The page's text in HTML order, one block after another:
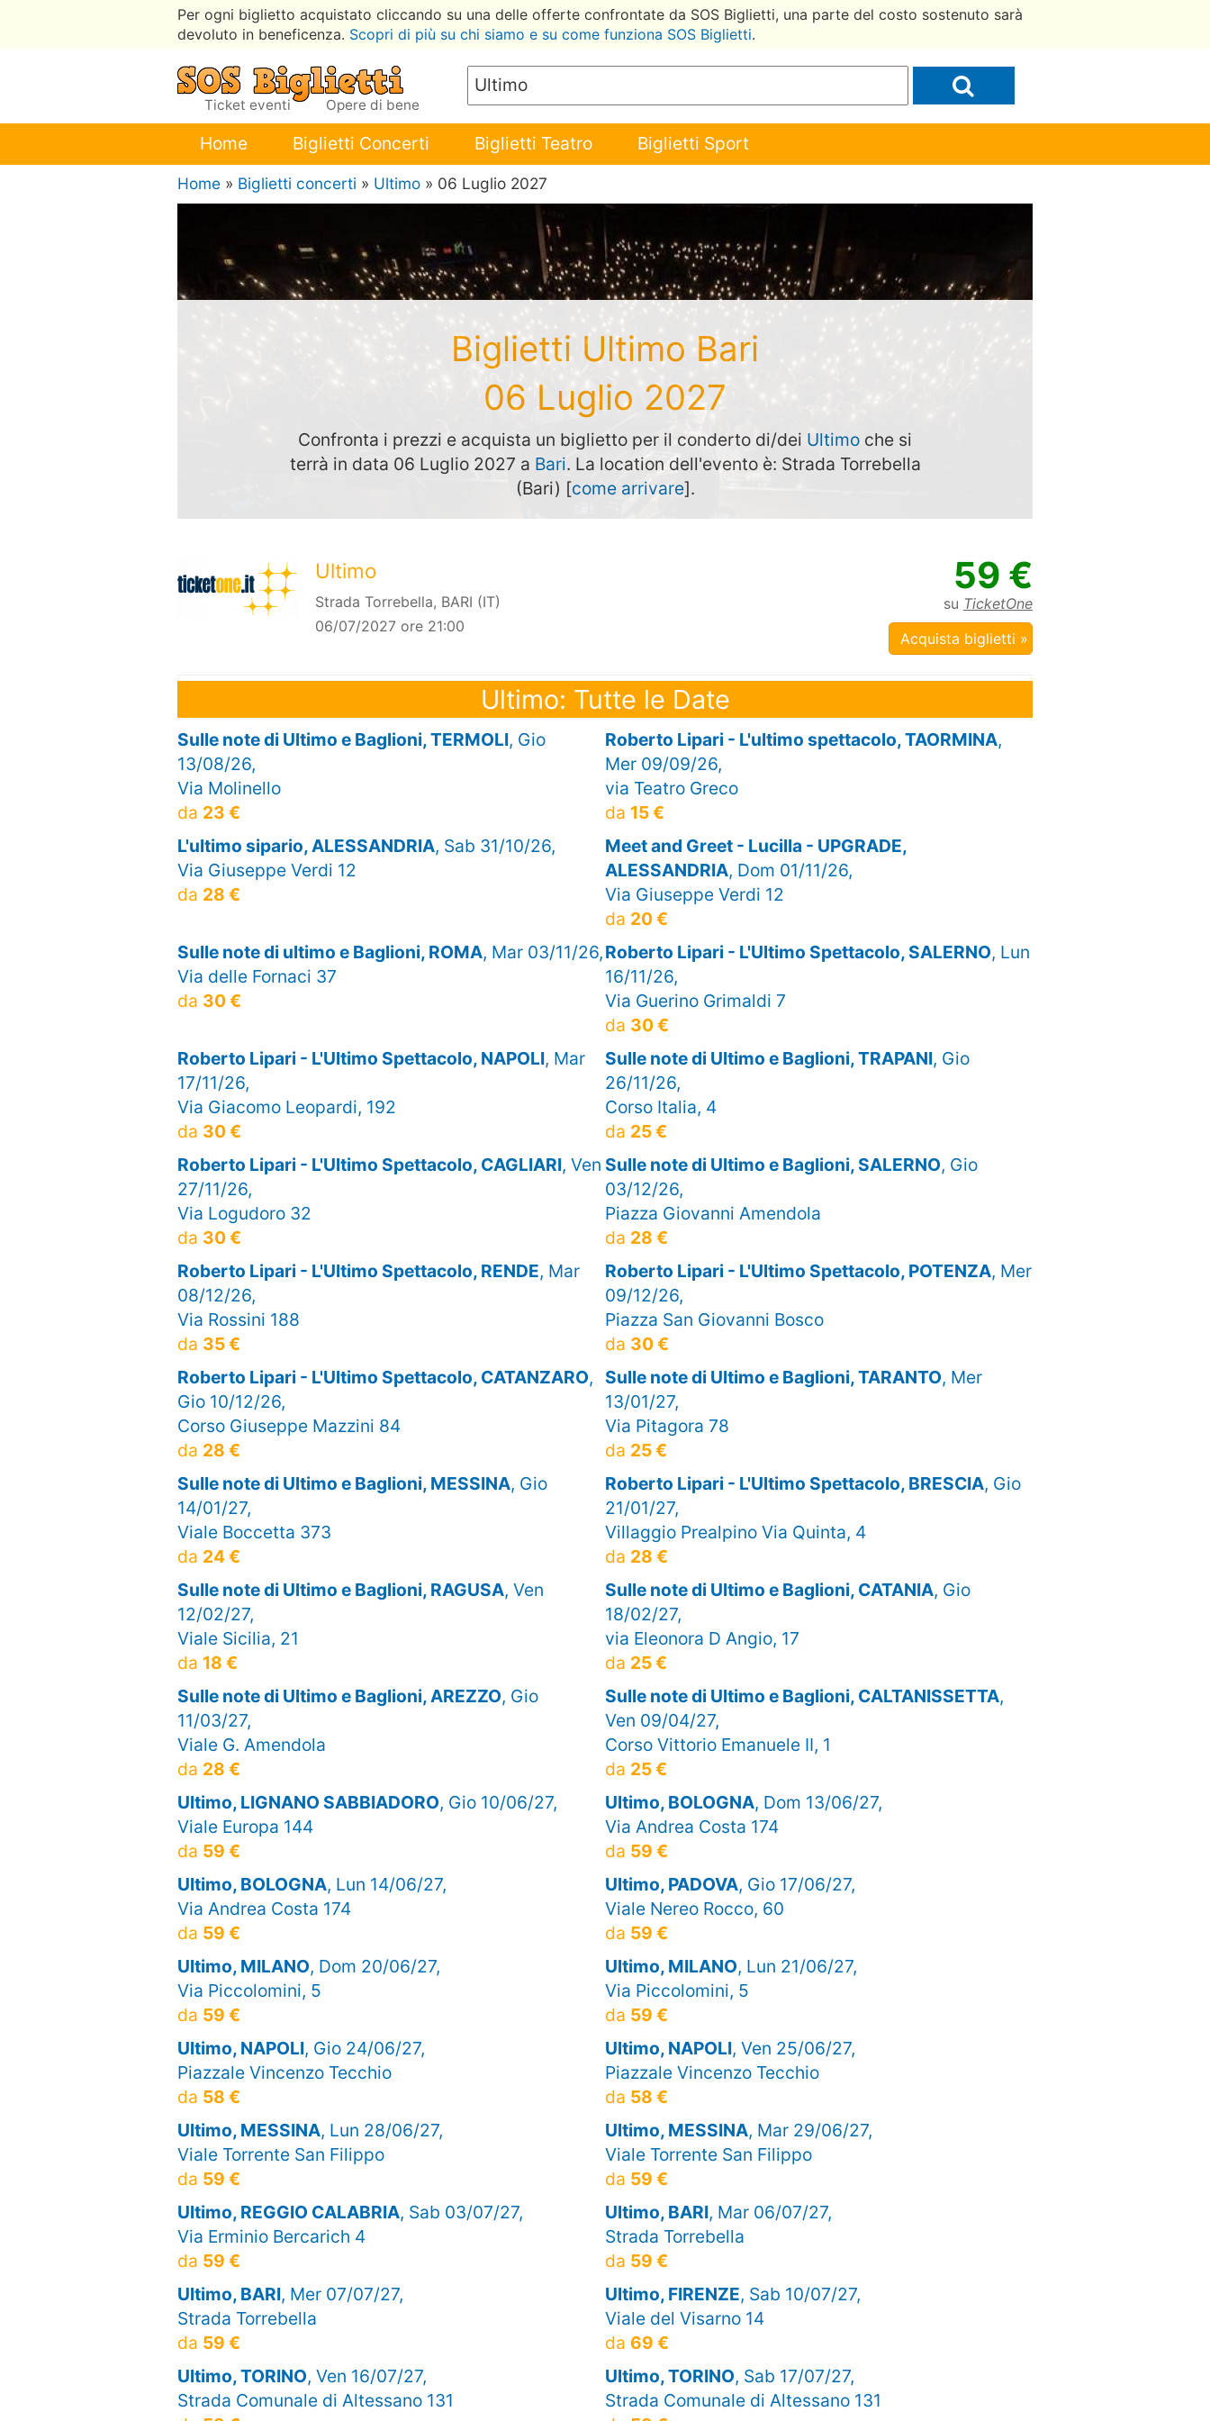
Per ogni biglietto acquistato cliccando su una delle offerte confrontate da SOS Biglietti, una parte del costo sostenuto sarà
devoluto in beneficenza. Scopri di più su chi siamo e su come funziona SOS Biglietti.
Ticket eventi Opere di bene
Home Biglietti Concerti Biglietti Teatro Biglietti Sport
Home » Biglietti concerti » Ultimo » 06 Luglio 2027
Biglietti Ultimo Bari
06 Luglio 2027
Confronta i prezzi e acquista un biglietto per il conderto di/dei Ultimo che si
terrà in data 06 Luglio 2027 a Bari. La location dell'evento è: Strada Torrebella
(Bari) [come arrivare].
Ultimo
Strada Torrebella, BARI (IT)
06/07/2027 ore 21:00
59 €
su TicketOne
Acquista biglietti »
Ultimo: Tutte le Date
Sulle note di Ultimo e Baglioni, TERMOLI, Gio
13/08/26,
Via Molinello
da 23 €
Roberto Lipari - L'ultimo spettacolo, TAORMINA,
Mer 09/09/26,
via Teatro Greco
da 15 €
L'ultimo sipario, ALESSANDRIA, Sab 31/10/26,
Via Giuseppe Verdi 12
da 28 €
Meet and Greet - Lucilla - UPGRADE,
ALESSANDRIA, Dom 01/11/26,
Via Giuseppe Verdi 12
da 20 €
Sulle note di ultimo e Baglioni, ROMA, Mar 03/11/26,
Via delle Fornaci 37
da 30 €
Roberto Lipari - L'Ultimo Spettacolo, SALERNO, Lun
16/11/26,
Via Guerino Grimaldi 7
da 30 €
Roberto Lipari - L'Ultimo Spettacolo, NAPOLI, Mar
17/11/26,
Via Giacomo Leopardi, 192
da 30 €
Sulle note di Ultimo e Baglioni, TRAPANI, Gio
26/11/26,
Corso Italia, 4
da 25 €
Roberto Lipari - L'Ultimo Spettacolo, CAGLIARI, Ven
27/11/26,
Via Logudoro 32
da 30 €
Sulle note di Ultimo e Baglioni, SALERNO, Gio
03/12/26,
Piazza Giovanni Amendola
da 28 €
Roberto Lipari - L'Ultimo Spettacolo, RENDE, Mar
08/12/26,
Via Rossini 188
da 35 €
Roberto Lipari - L'Ultimo Spettacolo, POTENZA, Mer
09/12/26,
Piazza San Giovanni Bosco
da 30 €
Roberto Lipari - L'Ultimo Spettacolo, CATANZARO,
Gio 10/12/26,
Corso Giuseppe Mazzini 84
da 28 €
Sulle note di Ultimo e Baglioni, TARANTO, Mer
13/01/27,
Via Pitagora 78
da 25 €
Sulle note di Ultimo e Baglioni, MESSINA, Gio
14/01/27,
Viale Boccetta 373
da 24 €
Roberto Lipari - L'Ultimo Spettacolo, BRESCIA, Gio
21/01/27,
Villaggio Prealpino Via Quinta, 4
da 28 €
Sulle note di Ultimo e Baglioni, RAGUSA, Ven
12/02/27,
Viale Sicilia, 21
da 18 €
Sulle note di Ultimo e Baglioni, CATANIA, Gio
18/02/27,
via Eleonora D Angio, 17
da 25 €
Sulle note di Ultimo e Baglioni, AREZZO, Gio
11/03/27,
Viale G. Amendola
da 28 €
Sulle note di Ultimo e Baglioni, CALTANISSETTA,
Ven 09/04/27,
Corso Vittorio Emanuele II, 1
da 25 €
Ultimo, LIGNANO SABBIADORO, Gio 10/06/27,
Viale Europa 144
da 59 €
Ultimo, BOLOGNA, Dom 13/06/27,
Via Andrea Costa 174
da 59 €
Ultimo, BOLOGNA, Lun 14/06/27,
Via Andrea Costa 174
da 59 €
Ultimo, PADOVA, Gio 17/06/27,
Viale Nereo Rocco, 60
da 59 €
Ultimo, MILANO, Dom 20/06/27,
Via Piccolomini, 5
da 59 €
Ultimo, MILANO, Lun 21/06/27,
Via Piccolomini, 5
da 59 €
Ultimo, NAPOLI, Gio 24/06/27,
Piazzale Vincenzo Tecchio
da 58 €
Ultimo, NAPOLI, Ven 25/06/27,
Piazzale Vincenzo Tecchio
da 58 €
Ultimo, MESSINA, Lun 28/06/27,
Viale Torrente San Filippo
da 59 €
Ultimo, MESSINA, Mar 29/06/27,
Viale Torrente San Filippo
da 59 €
Ultimo, REGGIO CALABRIA, Sab 03/07/27,
Via Erminio Bercarich 4
da 59 €
Ultimo, BARI, Mar 06/07/27,
Strada Torrebella
da 59 €
Ultimo, BARI, Mer 07/07/27,
Strada Torrebella
da 59 €
Ultimo, FIRENZE, Sab 10/07/27,
Viale del Visarno 14
da 69 €
Ultimo, TORINO, Ven 16/07/27,
Strada Comunale di Altessano 131
Ultimo, TORINO, Sab 17/07/27,
Strada Comunale di Altessano 131